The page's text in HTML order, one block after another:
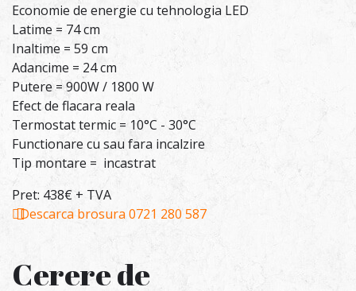
Economie de energie cu tehnologia LED
Latime = 74 cm
Inaltime = 59 cm
Adancime = 24 cm
Putere = 900W / 1800 W
Efect de flacara reala
Termostat termic = 10°C - 30°C
Functionare cu sau fara incalzire
Tip montare = incastrat
Pret: 438€ + TVA
Descarca brosura0721 280 587
Cerere de